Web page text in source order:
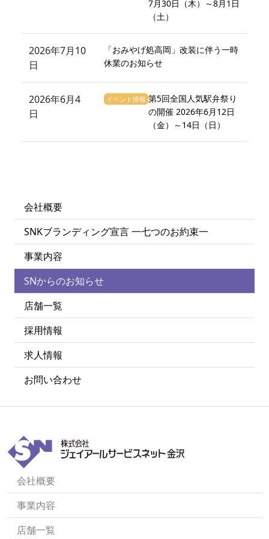
会社概要
SNKブランディング宣言 一七つのお約束一
事業内容
SNからのお知らせ
店舗一覧
採用情報
求人情報
お問い合わせ
7月30日（木）～8月1日
（土）
2026年7月10
日
「おみやげ処高岡」改装に伴う一時
休業のお知らせ
2026年6月4
日
イベント情報 第5回全国人気駅弁祭り
の開催 2026年6月12日
（金）～14日（日）
会社概要
事業内容
店舗一覧